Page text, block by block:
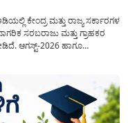
ಕೇಂದ್ರ ಮತ್ತು ರಾಜ್ಯ ಸರ್ಕಾರಗಳ
ಸರಬರಾಜು ಮತ್ತು ಗ್ರಾಹಕರ
ಆಗಸ್ಟ್-2026 ಹಾಗೂ